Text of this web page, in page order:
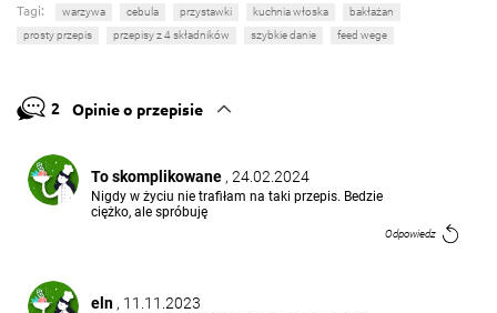
Tagi: warzywa cebula przystawki kuchnia włoska
bakłażan
prosty przepis
przepisy z 4 składników szybkie danie feed wege
2 Opinie o przepisie
To skomplikowane , 24.02.2024
Nigdy w życiu nie trafiłam na taki przepis. Bedzie
ciężko, ale spróbuję
Odpowiedz
eln , 11.11.2023